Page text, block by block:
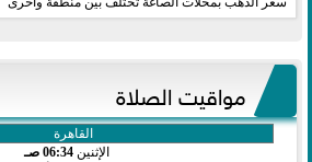
مواقيت الصلاة
الإثنين 06:34 صـ